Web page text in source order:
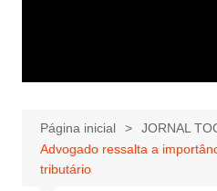
Página inicial
JORNAL
Advogado ressalta a
tributário